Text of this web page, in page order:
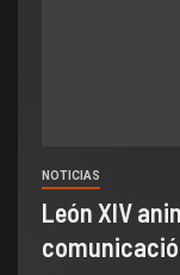
NOTICIAS
León XIV